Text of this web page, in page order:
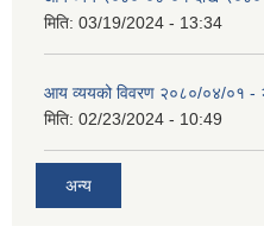
मिति: 03/19/2024 - 13:34
आय व्ययको विवरण २०८०/०४/०१ -
मिति: 02/23/2024 - 10:49
अन्य